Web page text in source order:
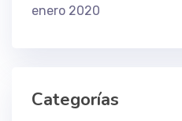
enero 2020
Categorías